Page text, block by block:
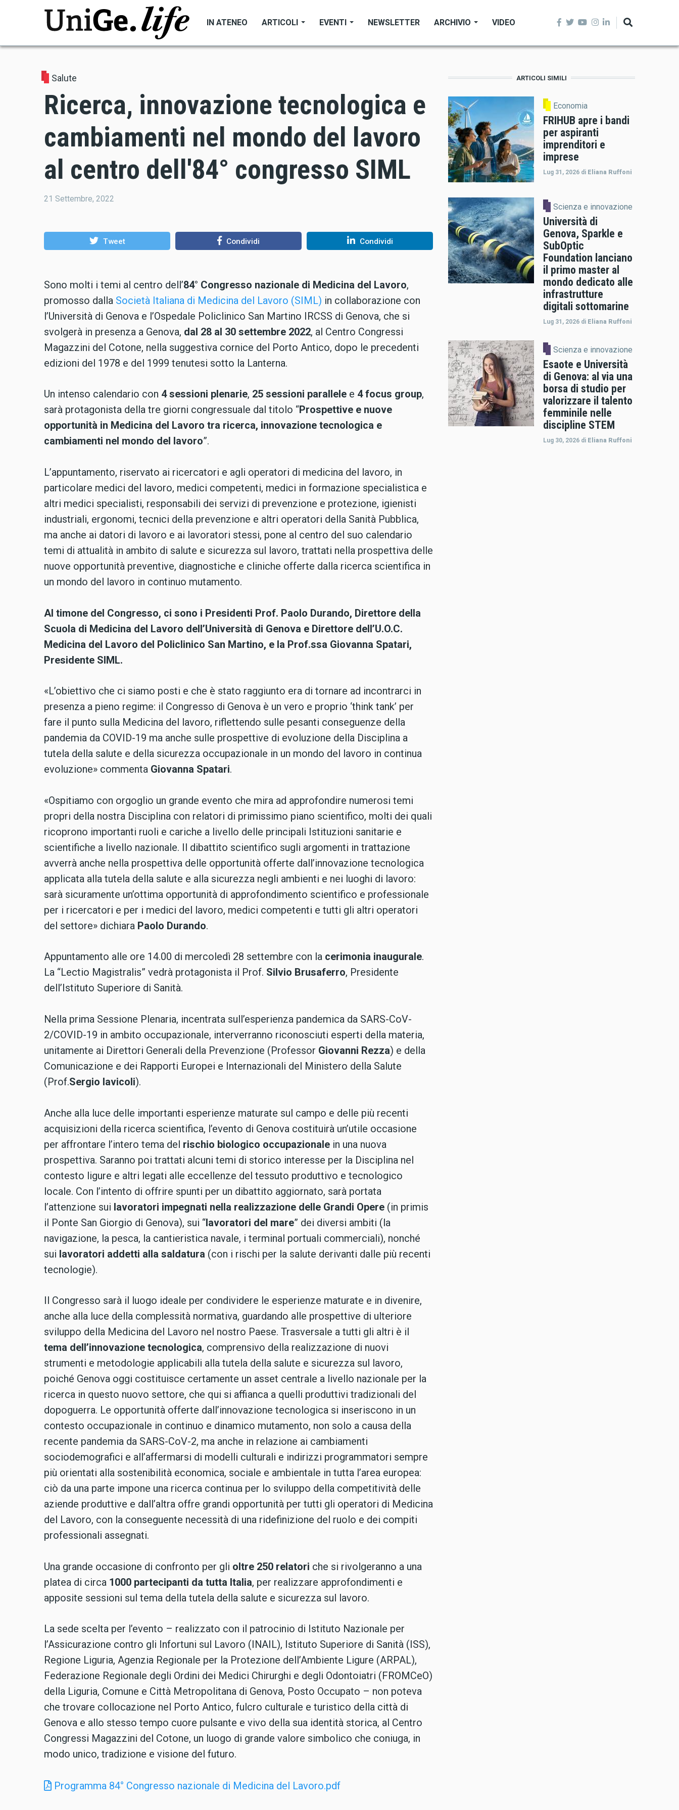
principale
IN ATENEO ARTICOLI EVENTI NEWSLETTER ARCHIVIO VIDEO
Salute
Ricerca, innovazione tecnologica e
cambiamenti nel mondo del lavoro
al centro dell'84° congresso SIML
21 Settembre, 2022
Tweet Condividi Condividi
Sono molti i temi al centro dell’84° Congresso nazionale di Medicina del Lavoro,
promosso dalla Società Italiana di Medicina del Lavoro (SIML) in collaborazione con
l’Università di Genova e l’Ospedale Policlinico San Martino IRCSS di Genova, che si
svolgerà in presenza a Genova, dal 28 al 30 settembre 2022, al Centro Congressi
Magazzini del Cotone, nella suggestiva cornice del Porto Antico, dopo le precedenti
edizioni del 1978 e del 1999 tenutesi sotto la Lanterna.
Un intenso calendario con 4 sessioni plenarie, 25 sessioni parallele e 4 focus group,
sarà protagonista della tre giorni congressuale dal titolo “Prospettive e nuove
opportunità in Medicina del Lavoro tra ricerca, innovazione tecnologica e
cambiamenti nel mondo del lavoro”.
L’appuntamento, riservato ai ricercatori e agli operatori di medicina del lavoro, in
particolare medici del lavoro, medici competenti, medici in formazione specialistica e
altri medici specialisti, responsabili dei servizi di prevenzione e protezione, igienisti
industriali, ergonomi, tecnici della prevenzione e altri operatori della Sanità Pubblica,
ma anche ai datori di lavoro e ai lavoratori stessi, pone al centro del suo calendario
temi di attualità in ambito di salute e sicurezza sul lavoro, trattati nella prospettiva delle
nuove opportunità preventive, diagnostiche e cliniche offerte dalla ricerca scientifica in
un mondo del lavoro in continuo mutamento.
Al timone del Congresso, ci sono i Presidenti Prof. Paolo Durando, Direttore della
Scuola di Medicina del Lavoro dell’Università di Genova e Direttore dell’U.O.C.
Medicina del Lavoro del Policlinico San Martino, e la Prof.ssa Giovanna Spatari,
Presidente SIML.
«L’obiettivo che ci siamo posti e che è stato raggiunto era di tornare ad incontrarci in
presenza a pieno regime: il Congresso di Genova è un vero e proprio ‘think tank’ per
fare il punto sulla Medicina del lavoro, riflettendo sulle pesanti conseguenze della
pandemia da COVID-19 ma anche sulle prospettive di evoluzione della Disciplina a
tutela della salute e della sicurezza occupazionale in un mondo del lavoro in continua
evoluzione» commenta Giovanna Spatari.
«Ospitiamo con orgoglio un grande evento che mira ad approfondire numerosi temi
propri della nostra Disciplina con relatori di primissimo piano scientifico, molti dei quali
ricoprono importanti ruoli e cariche a livello delle principali Istituzioni sanitarie e
scientifiche a livello nazionale. Il dibattito scientifico sugli argomenti in trattazione
avverrà anche nella prospettiva delle opportunità offerte dall’innovazione tecnologica
applicata alla tutela della salute e alla sicurezza negli ambienti e nei luoghi di lavoro:
sarà sicuramente un’ottima opportunità di approfondimento scientifico e professionale
per i ricercatori e per i medici del lavoro, medici competenti e tutti gli altri operatori
del settore» dichiara Paolo Durando.
Appuntamento alle ore 14.00 di mercoledì 28 settembre con la cerimonia inaugurale.
La “Lectio Magistralis” vedrà protagonista il Prof. Silvio Brusaferro, Presidente
dell’Istituto Superiore di Sanità.
Nella prima Sessione Plenaria, incentrata sull’esperienza pandemica da SARS-CoV-
2/COVID-19 in ambito occupazionale, interverranno riconosciuti esperti della materia,
unitamente ai Direttori Generali della Prevenzione (Professor Giovanni Rezza) e della
Comunicazione e dei Rapporti Europei e Internazionali del Ministero della Salute
(Prof.Sergio Iavicoli).
Anche alla luce delle importanti esperienze maturate sul campo e delle più recenti
acquisizioni della ricerca scientifica, l’evento di Genova costituirà un’utile occasione
per affrontare l’intero tema del rischio biologico occupazionale in una nuova
prospettiva. Saranno poi trattati alcuni temi di storico interesse per la Disciplina nel
contesto ligure e altri legati alle eccellenze del tessuto produttivo e tecnologico
locale. Con l’intento di offrire spunti per un dibattito aggiornato, sarà portata
l’attenzione sui lavoratori impegnati nella realizzazione delle Grandi Opere (in primis
il Ponte San Giorgio di Genova), sui “lavoratori del mare” dei diversi ambiti (la
navigazione, la pesca, la cantieristica navale, i terminal portuali commerciali), nonché
sui lavoratori addetti alla saldatura (con i rischi per la salute derivanti dalle più recenti
tecnologie).
Il Congresso sarà il luogo ideale per condividere le esperienze maturate e in divenire,
anche alla luce della complessità normativa, guardando alle prospettive di ulteriore
sviluppo della Medicina del Lavoro nel nostro Paese. Trasversale a tutti gli altri è il
tema dell’innovazione tecnologica, comprensivo della realizzazione di nuovi
strumenti e metodologie applicabili alla tutela della salute e sicurezza sul lavoro,
poiché Genova oggi costituisce certamente un asset centrale a livello nazionale per la
ricerca in questo nuovo settore, che qui si affianca a quelli produttivi tradizionali del
dopoguerra. Le opportunità offerte dall’innovazione tecnologica si inseriscono in un
contesto occupazionale in continuo e dinamico mutamento, non solo a causa della
recente pandemia da SARS-CoV-2, ma anche in relazione ai cambiamenti
sociodemografici e all’affermarsi di modelli culturali e indirizzi programmatori sempre
più orientati alla sostenibilità economica, sociale e ambientale in tutta l’area europea:
ciò da una parte impone una ricerca continua per lo sviluppo della competitività delle
aziende produttive e dall’altra offre grandi opportunità per tutti gli operatori di Medicina
del Lavoro, con la conseguente necessità di una ridefinizione del ruolo e dei compiti
professionali assegnati.
Una grande occasione di confronto per gli oltre 250 relatori che si rivolgeranno a una
platea di circa 1000 partecipanti da tutta Italia, per realizzare approfondimenti e
apposite sessioni sul tema della tutela della salute e sicurezza sul lavoro.
La sede scelta per l’evento – realizzato con il patrocinio di Istituto Nazionale per
l’Assicurazione contro gli Infortuni sul Lavoro (INAIL), Istituto Superiore di Sanità (ISS),
Regione Liguria, Agenzia Regionale per la Protezione dell’Ambiente Ligure (ARPAL),
Federazione Regionale degli Ordini dei Medici Chirurghi e degli Odontoiatri (FROMCeO)
della Liguria, Comune e Città Metropolitana di Genova, Posto Occupato – non poteva
che trovare collocazione nel Porto Antico, fulcro culturale e turistico della città di
Genova e allo stesso tempo cuore pulsante e vivo della sua identità storica, al Centro
Congressi Magazzini del Cotone, un luogo di grande valore simbolico che coniuga, in
modo unico, tradizione e visione del futuro.
Programma 84° Congresso nazionale di Medicina del Lavoro.pdf
ARTICOLI SIMILI
Economia
FRIHUB apre i bandi
per aspiranti
imprenditori e
imprese
Lug 31, 2026 di Eliana Ruffoni
Scienza e innovazione
Università di
Genova, Sparkle e
SubOptic
Foundation lanciano
il primo master al
mondo dedicato alle
infrastrutture
digitali sottomarine
Lug 31, 2026 di Eliana Ruffoni
Scienza e innovazione
Esaote e Università
di Genova: al via una
borsa di studio per
valorizzare il talento
femminile nelle
discipline STEM
Lug 30, 2026 di Eliana Ruffoni